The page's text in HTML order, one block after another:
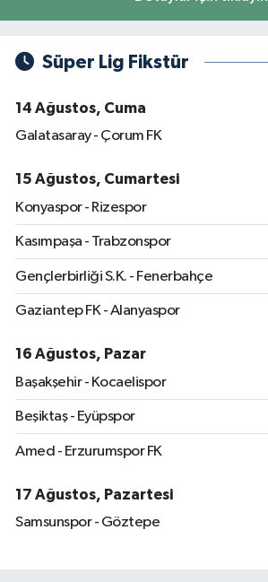
Süper Lig Fikstür
14 Ağustos, Cuma
Galatasaray - Çorum FK
15 Ağustos, Cumartesi
Konyaspor - Rizespor
Kasımpaşa - Trabzonspor
Gençlerbirliği S.K. - Fenerbahçe
Gaziantep FK - Alanyaspor
16 Ağustos, Pazar
Başakşehir - Kocaelispor
Beşiktaş - Eyüpspor
Amed - Erzurumspor FK
17 Ağustos, Pazartesi
Samsunspor - Göztepe